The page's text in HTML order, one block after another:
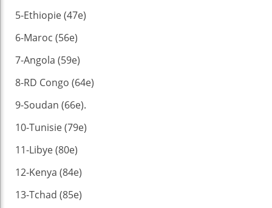
5-Ethiopie (47e)
6-Maroc (56e)
7-Angola (59e)
8-RD Congo (64e)
9-Soudan (66e).
10-Tunisie (79e)
11-Libye (80e)
12-Kenya (84e)
13-Tchad (85e)